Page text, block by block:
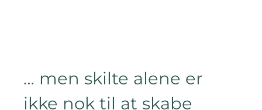
… men skilte alene er
ikke nok til at skabe